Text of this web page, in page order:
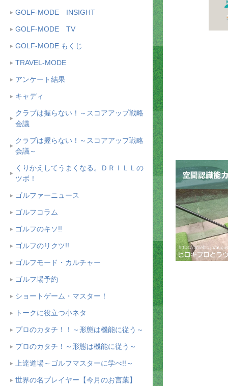
GOLF-MODE INSIGHT
GOLF-MODE TV
GOLF-MODE もくじ
TRAVEL-MODE
アンケート結果
キャディ
クラブは握らない！～スコアアップ戦略
会議
クラブは握らない！～スコアアップ戦略
会議～
くりかえしてうまくなる。ＤＲＩＬＬの
ツボ！
ゴルファーニュース
ゴルフコラム
ゴルフのキソ!!
ゴルフのリクツ!!
ゴルフモード・カルチャー
ゴルフ場予約
ショートゲーム・マスター！
トークに役立つ小ネタ
プロのカタチ！！～形態は機能に従う～
プロのカタチ！～形態は機能に従う～
上達道場～ゴルフマスターに学べ!!～
世界の名プレイヤー【今月のお言葉】